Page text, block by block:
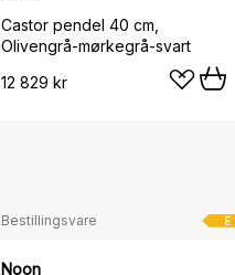
Castor pendel 40 cm,
Olivengrå-mørkegrå-svart
12 829 kr
E
Bestillingsvare
Noon